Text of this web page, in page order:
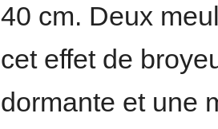
40 cm. Deux
cet effet de
dormante et une